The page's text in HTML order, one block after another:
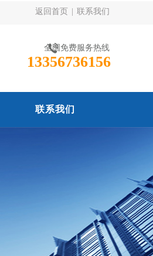
返回首页 联系我们
全国免费服务热线
13356736156
联系我们